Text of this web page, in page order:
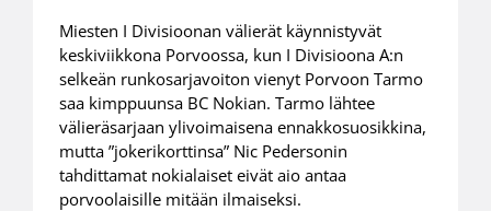
Miesten I Divisioonan välierät käynnistyvät
keskiviikkona Porvoossa, kun I Divisioona A:n
selkeän runkosarjavoiton vienyt Porvoon Tarmo
saa kimppuunsa BC Nokian. Tarmo lähtee
välieräsarjaan ylivoimaisena ennakkosuosikkina,
mutta ”jokerikorttinsa” Nic Pedersonin
tahdittamat nokialaiset eivät aio antaa
porvoolaisille mitään ilmaiseksi.